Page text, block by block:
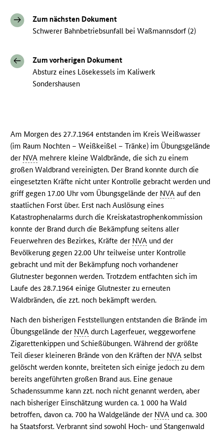
Zum nächsten Dokument
Schwerer Bahnbetriebsunfall bei Waßmannsdorf (2)
Zum vorherigen Dokument
Absturz eines Lösekessels im Kaliwerk
Sondershausen
Am Morgen des 27.7.1964 entstanden im Kreis Weißwasser
(im Raum Nochten – Weißkeißel – Tränke) im Übungsgelände
der NVA mehrere kleine Waldbrände, die sich zu einem
großen Waldbrand vereinigten. Der Brand konnte durch die
eingesetzten Kräfte nicht unter Kontrolle gebracht werden und
griff gegen 17.00 Uhr vom Übungsgelände der NVA auf den
staatlichen Forst über. Erst nach Auslösung eines
Katastrophenalarms durch die Kreiskatastrophenkommission
konnte der Brand durch die Bekämpfung seitens aller
Feuerwehren des Bezirkes, Kräfte der NVA und der
Bevölkerung gegen 22.00 Uhr teilweise unter Kontrolle
gebracht und mit der Bekämpfung noch vorhandener
Glutnester begonnen werden. Trotzdem entfachten sich im
Laufe des 28.7.1964 einige Glutnester zu erneuten
Waldbränden, die zzt. noch bekämpft werden.
Nach den bisherigen Feststellungen entstanden die Brände im
Übungsgelände der NVA durch Lagerfeuer, weggeworfene
Zigarettenkippen und Schießübungen. Während der größte
Teil dieser kleineren Brände von den Kräften der NVA selbst
gelöscht werden konnte, breiteten sich einige jedoch zu dem
bereits angeführten großen Brand aus. Eine genaue
Schadenssumme kann zzt. noch nicht genannt werden, aber
nach bisheriger Einschätzung wurden ca. 1 000 ha Wald
betroffen, davon ca. 700 ha Waldgelände der NVA und ca. 300
ha Staatsforst. Verbrannt sind sowohl Hoch- und Stangenwald